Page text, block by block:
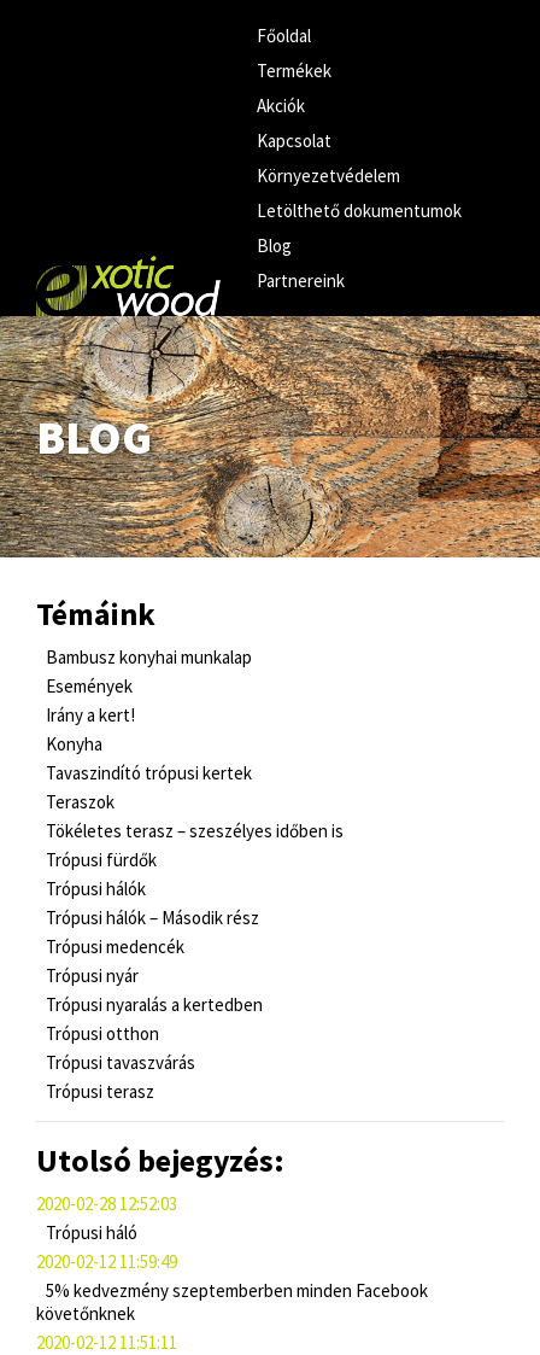
Főoldal
Termékek
Akciók
Kapcsolat
Környezetvédelem
Letölthető dokumentumok
Blog
Partnereink
BLOG
Témáink
Bambusz konyhai munkalap
Események
Irány a kert!
Konyha
Tavaszindító trópusi kertek
Teraszok
Tökéletes terasz – szeszélyes időben is
Trópusi fürdők
Trópusi hálók
Trópusi hálók – Második rész
Trópusi medencék
Trópusi nyár
Trópusi nyaralás a kertedben
Trópusi otthon
Trópusi tavaszvárás
Trópusi terasz
Utolsó bejegyzés:
2020-02-28 12:52:03
Trópusi háló
2020-02-12 11:59:49
5% kedvezmény szeptemberben minden Facebook
követőnknek
2020-02-12 11:51:11